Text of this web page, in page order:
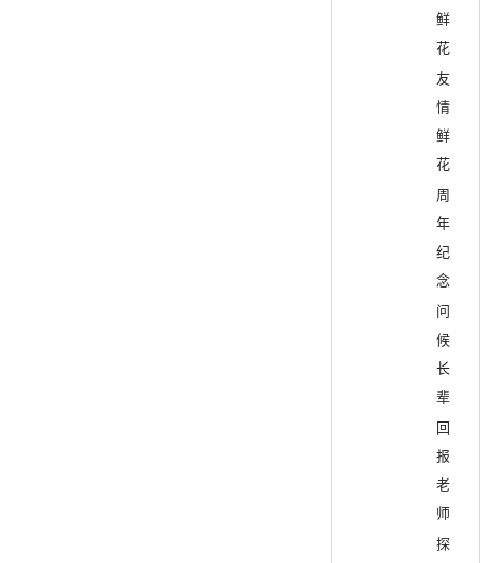
鲜
花
友
情
鲜
花
周
年
纪
念
问
候
长
辈
回
报
老
师
探